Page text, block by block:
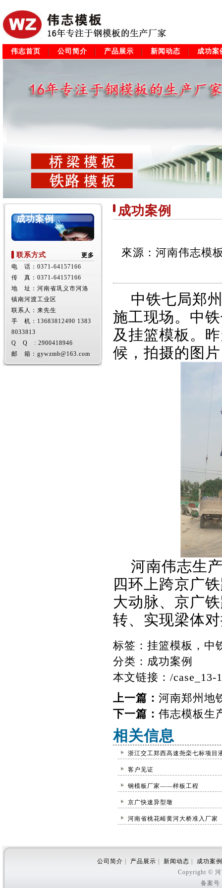
伟志首页 公司简介 产品展示 新闻动态 成功案
成功案例
更多
联系方式
电 话：0371-64157166
传 真：0371-64157166
地 址：河南省巩义市河洛
镇南河渡工业区
联系人：来先生
手 机：13683812490 1383
8033813
Q Q : 2900418946
邮 箱：gywzmb@163.com
成功案例
來源：河南伟志
中铁七局郑州
施工现场。中
及挂篮模板。
候，拍摄的图
河南伟志生产
四环上跨京广
大动脉、京广
转、实现梁体
标签： 挂篮模板，中
分类： 成功案例
本文链接： /case_13-
上一篇： 河南郑州地
下一篇： 伟志模板生
相关信息
浙江交工郑西高速尧栾七标项目
客户见证
钢模板厂家——样板工程
京广快速异型墩
河南省桃花峪黄河大桥准入厂家
公司简介 产品展示 新闻动态
成功案例
Copyright © 河
备案号